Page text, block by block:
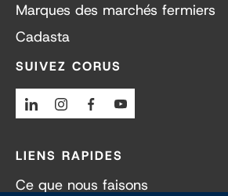
Marques des marchés fermiers
Cadasta
SUIVEZ CORUS
LinkedinInstagramFacebook
LIENS RAPIDES
Ce que nous faisons